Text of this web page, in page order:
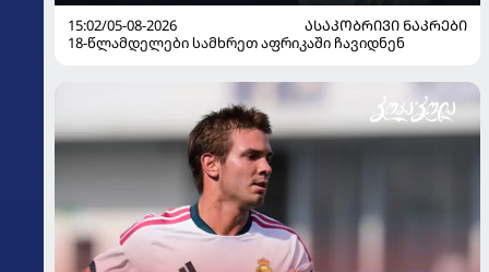
15:02/05-08-2026
ᲐᲡᲐᲙᲝᲑᲠᲘᲕᲘ ᲜᲐᲙᲠᲔᲑᲘ
18-წლამდელები სამხრეთ აფრიკაში ჩავიდნენ